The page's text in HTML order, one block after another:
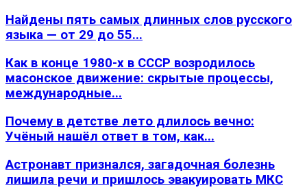
Найдены пять самых длинных слов русского
языка — от 29 до 55...
Как в конце 1980-х в СССР возродилось
масонское движение: скрытые процессы,
международные...
Почему в детстве лето длилось вечно:
Учёный нашёл ответ в том, как...
Астронавт признался, загадочная болезнь
лишила речи и пришлось эвакуировать МКС